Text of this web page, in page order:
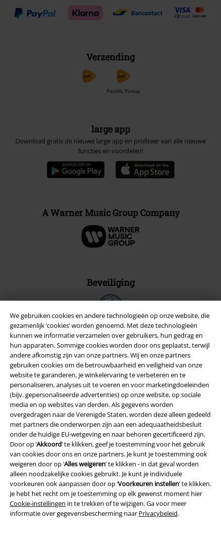
We gebruiken cookies en andere technologieën op onze website, die
gezamenlijk ‘cookies’ worden genoemd. Met deze technologieën
kunnen we informatie verzamelen over gebruikers, hun gedrag en
hun apparaten. Sommige cookies worden door ons geplaatst, terwijl
andere afkomstig zijn van onze partners. Wij en onze partners
gebruiken cookies om de betrouwbaarheid en veiligheid van onze
website te garanderen, je winkelervaring te verbeteren en te
personaliseren, analyses uit te voeren en voor marketingdoeleinden
(bijv. gepersonaliseerde advertenties) op onze website, op sociale
media en op websites van derden. Als gegevens worden
overgedragen naar de Verenigde Staten, worden deze alleen gedeeld
met partners die onderworpen zijn aan een adequaatheidsbesluit
onder de huidige EU-wetgeving en naar behoren gecertificeerd zijn.
Door op ‘Akkoord’ te klikken, geef je toestemming voor het gebruik
van cookies door ons en onze partners. Je kunt je toestemming ook
weigeren door op ‘Alles weigeren’ te klikken - in dat geval worden
alleen noodzakelijke cookies gebruikt. Je kunt je individuele
voorkeuren ook aanpassen door op ‘Voorkeuren instellen’ te klikken.
Je hebt het recht om je toestemming op elk gewenst moment hier
Cookie-instellingen in te trekken of te wijzigen. Ga voor meer
informatie over gegevensbescherming naar Privacybeleid.
Verzending
PostNL Pickup
large app
Download gratis de nieuwe large app en profiteer van alle nieuwe
functies en voordelen!
A Warner Music Group Company
Beveiliging
Legal
Algemene Voorwaarden
Bedrijfsgegevens
Privacyverklaring
Verklaring van conformiteit